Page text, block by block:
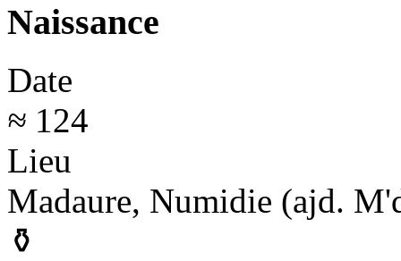
Naissance
Date
≈ 124
Lieu
Madaure, Numidie (ajd.
⚱